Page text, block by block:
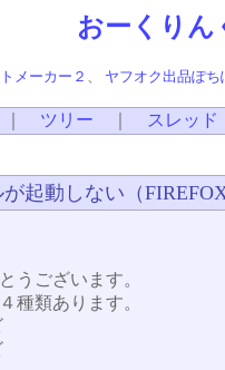
おーくりん
メーカー２ ヤフオク出品ぽち
ツリー スレッド
起動しない（
うございます。
種類あります。